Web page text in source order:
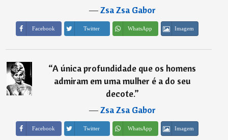
―Zsa Zsa Gabor
Facebook Twitter WhatsApp Imagem
“A única profundidade que os homens
admiram em uma mulher é a do seu
decote.”
―Zsa Zsa Gabor
Facebook Twitter WhatsApp Imagem